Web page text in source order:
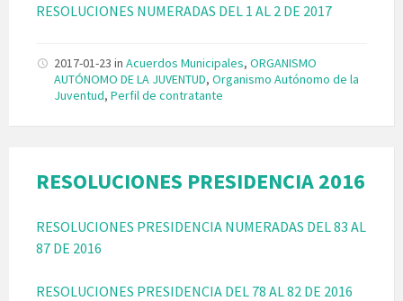
RESOLUCIONES NUMERADAS DEL 1 AL 2 DE 2017
2017-01-23 in Acuerdos Municipales, ORGANISMO
AUTÓNOMO DE LA JUVENTUD, Organismo Autónomo de la
Juventud, Perfil de contratante
RESOLUCIONES PRESIDENCIA 2016
RESOLUCIONES PRESIDENCIA NUMERADAS DEL 83 AL
87 DE 2016
RESOLUCIONES PRESIDENCIA DEL 78 AL 82 DE 2016